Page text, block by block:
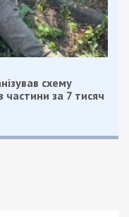
схему
частини за 7 тисяч